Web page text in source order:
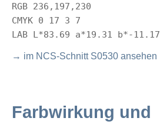
RGB 236,197,230
CMYK 0 17 3 7
LAB L*83.69 a*19.31 b*-11.17
→ im NCS-Schnitt S0530 ansehen
Farbwirkung und